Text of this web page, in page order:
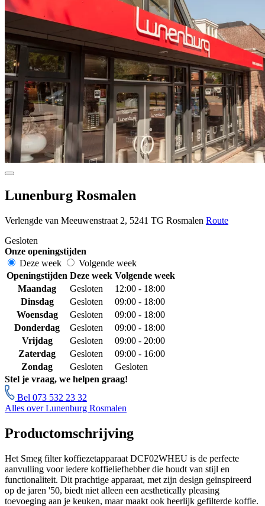
Lunenburg Rosmalen
Verlengde van Meeuwenstraat 2, 5241 TG Rosmalen Route
Gesloten
Onze openingstijden
Deze week
Volgende week
Openingstijden Deze week Volgende week
Maandag
Gesloten
12:00 - 18:00
Dinsdag
Gesloten
09:00 - 18:00
Woensdag
Gesloten
09:00 - 18:00
Donderdag
Gesloten
09:00 - 18:00
Vrijdag
Gesloten
09:00 - 20:00
Zaterdag
Gesloten
09:00 - 16:00
Zondag
Gesloten
Gesloten
Stel je vraag, we helpen graag!
Bel 073 532 23 32
Alles over Lunenburg Rosmalen
Productomschrijving
Het Smeg filter koffiezetapparaat DCF02WHEU is de perfecte
aanvulling voor iedere koffieliefhebber die houdt van stijl en
functionaliteit. Dit prachtige apparaat, met zijn design geïnspireerd
op de jaren '50, biedt niet alleen een aesthetically pleasing
toevoeging aan je keuken, maar maakt ook heerlijk gefilterde koffie.